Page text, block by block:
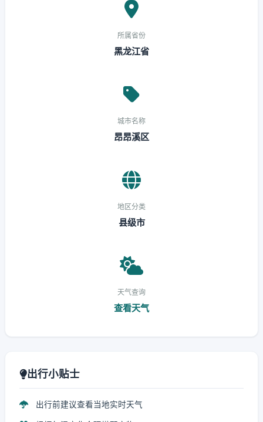
所属省份
黑龙江省
城市名称
昂昂溪区
地区分类
县级市
天气查询
查看天气
出行小贴士
出行前建议查看当地实时天气